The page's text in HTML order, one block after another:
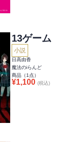
13ゲーム
小説
日高由香
魔法のiらんど
商品（1 点）
¥1,100 (税込)